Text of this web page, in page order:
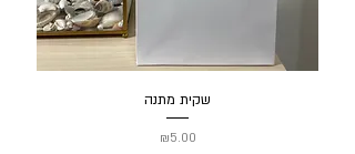
שקית מתנה
Price
₪5.00